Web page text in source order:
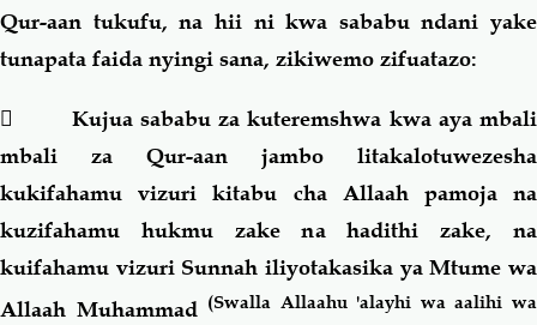
Qur-aan tukufu, na hii ni kwa sababu ndani yake
tunapata faida nyingi sana, zikiwemo zifuatazo:
 Kujua sababu za kuteremshwa kwa aya mbali
mbali za Qur-aan jambo litakalotuwezesha
kukifahamu vizuri kitabu cha Allaah pamoja na
kuzifahamu hukmu zake na hadithi zake, na
kuifahamu vizuri Sunnah iliyotakasika ya Mtume wa
Allaah Muhammad (Swalla Allaahu 'alayhi wa aalihi wa